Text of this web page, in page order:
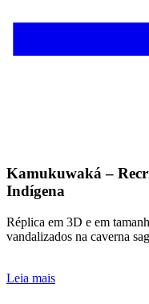
Kamukuwaká –
Indígena
Réplica em 3D e em
vandalizados na caverna
Leia mais